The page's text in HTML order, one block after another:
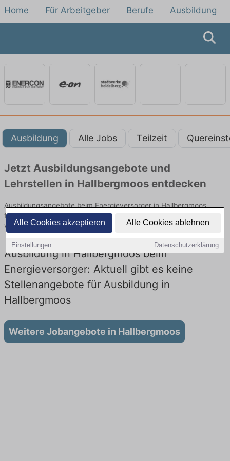
Alle Cookies akzeptieren Alle Cookies ablehnen
Einstellungen Datenschutzerklärung
Home Für Arbeitgeber Berufe Ausbildung
Ausbildung Alle Jobs Teilzeit
Jetzt Ausbildungsangebote und
Lehrstellen in Hallbergmoos entdecken
Ausbildungsangebote beim Energieversorger in Hallbergmoos
finden Sie von namhaften Firmen. Entdecken Sie freie Optionen
von Top-Arbeitgebern und bewerben Sie sich noch heute.
Ausbildung in Hallbergmoos beim
Energieversorger: Aktuell gibt es keine
Stellenangebote für Ausbildung in
Hallbergmoos
Weitere Jobangebote in Hallbergmoos